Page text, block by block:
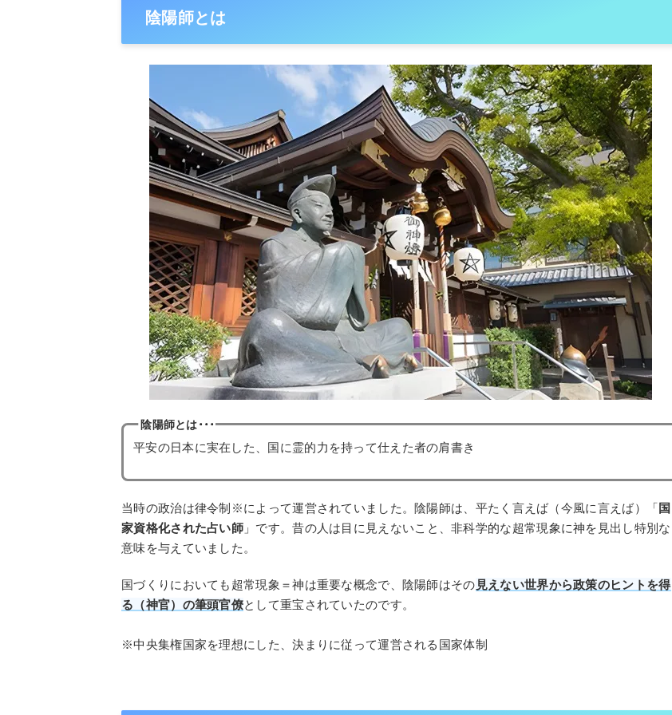
陰陽師とは
陰陽師とは･･･
平安の日本に実在した、国に霊的力を持って仕えた者の肩書き
当時の政治は律令制※によって運営されていました。陰陽師は、平たく言えば（今風に言えば）「国
家資格化された占い師 」です。昔の人は目に見えないこと、非科学的な超常現象に神を見出し特別な
意味を与えていました。
国づくりにおいても超常現象＝神は重要な概念で、陰陽師はその 見えない世界から政策のヒントを得
る（神官）の筆頭官僚として重宝されていたのです。
※中央集権国家を理想にした、決まりに従って運営される国家体制